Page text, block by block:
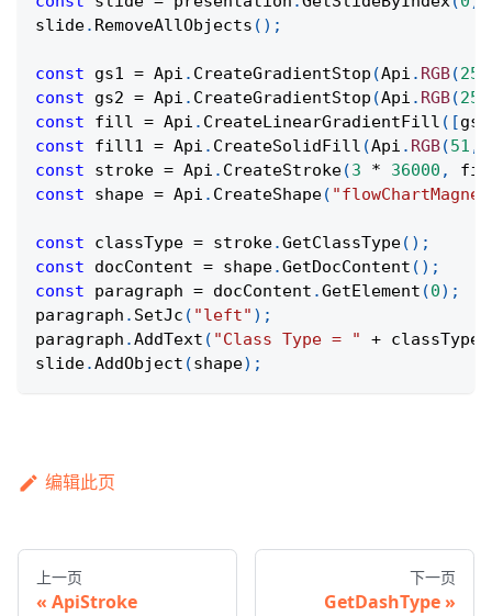
slide. RemoveAllObjects ( ) ;
const gs1 = Api . CreateGradientStop (Api . RGB(255
const gs2 = Api . CreateGradientStop (Api . RGB(255
const fill = Api . CreateLinearGradientFill ( [gs1
const fill1 = Api . CreateSolidFill (Api . RGB(51 ,
const stroke = Api . CreateStroke(3 * 36000 ,
const shape = Api . CreateShape(
const classType = stroke.GetClassType( ) ;
const docContent = shape.GetDocContent ( ) ;
const paragraph = docContent .GetElement (0) ;
paragraph . SetJc ( "left" ) ;
paragraph .AddText ( "Class Type = " + classType
slide.AddObject (shape) ;
编辑此页
上一页
ApiStroke
下一页
GetDashType